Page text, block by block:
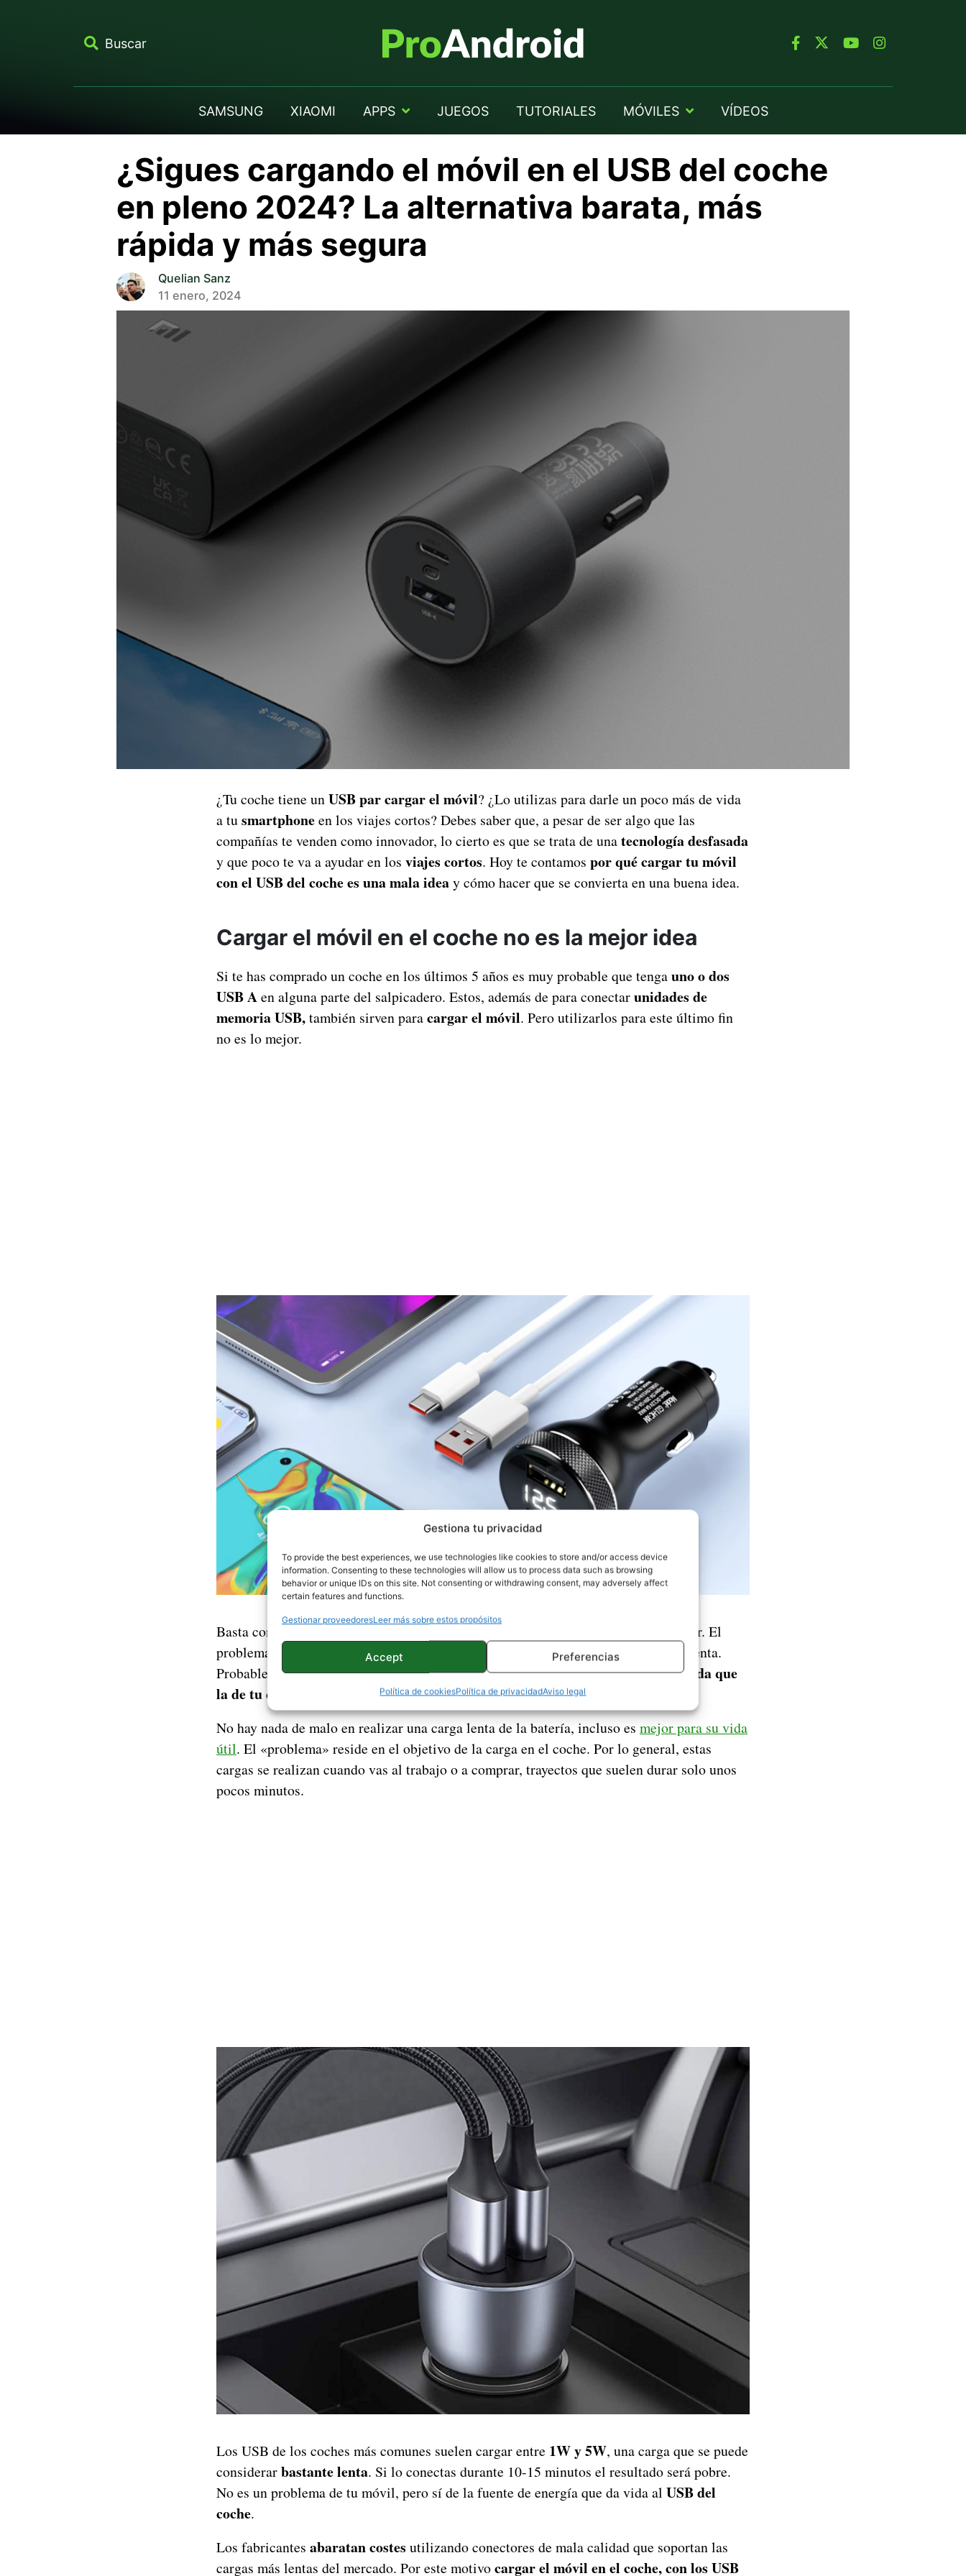
Gestiona tu privacidad
To provide the best experiences, we use technologies like cookies to store and/or access device
information. Consenting to these technologies will allow us to process data such as browsing
behavior or unique IDs on this site. Not consenting or withdrawing consent, may adversely affect
certain features and functions.
Gestionar proveedoresLeer más sobre estos propósitos
Accept Preferencias
Política de cookiesPolítica de privacidadAviso legal
Buscar
SAMSUNG XIAOMI APPS JUEGOS TUTORIALES MÓVILES VÍDEOS
¿Sigues cargando el móvil en el USB del coche
en pleno 2024? La alternativa barata, más
rápida y más segura
Quelian Sanz
11 enero, 2024
¿Tu coche tiene unUSB par cargar el móvil? ¿Lo utilizas para darle un poco más de vida
a tusmartphoneen los viajes cortos? Debes saber que, a pesar de ser algo que las
compañías te venden como innovador, lo cierto es que se trata de unatecnología desfasada
y que poco te va a ayudar en los viajes cortos. Hoy te contamos por qué cargar tu móvil
con el USB del coche es una mala ideay cómo hacer que se convierta en una buena idea.
Cargar el móvil en el coche no es la mejor idea
Si te has comprado un coche en los últimos 5 años es muy probable que tengauno o dos
USB Aen alguna parte del salpicadero. Estos, además de para conectarunidades de
memoria USB,también sirven paracargar el móvil. Pero utilizarlos para este último fin
no es lo mejor.
Basta con conectar un cable compatible, conectar el móvil y este empezará a cargar. El
problema de este sistema es la potencia de la carga.
Es lenta, considerablemente lenta.
Probablemente cualquier cargador que tengas por casa realice unacarga más rápida que
la de tu coche
No hay nada de malo en realizar una carga lenta de la batería, incluso es mejor para su vida
útil. El «problema» reside en el objetivo de la carga en el coche. Por lo general, estas
cargas se realizan cuando vas al trabajo o a comprar, trayectos que suelen durar solo unos
pocos minutos.
Los USB de los coches más comunes suelen cargar entre 1W y 5W, una carga que se puede
considerarbastante lenta. Si lo conectas durante 10-15 minutos el resultado será pobre.
No es un problema de tu móvil, pero sí de la fuente de energía que da vida al USB del
coche.
Los fabricantes abaratan costes utilizando conectores de mala calidad que soportan las
cargas más lentas del mercado. Por este motivocargar el móvil en el coche, con los USB